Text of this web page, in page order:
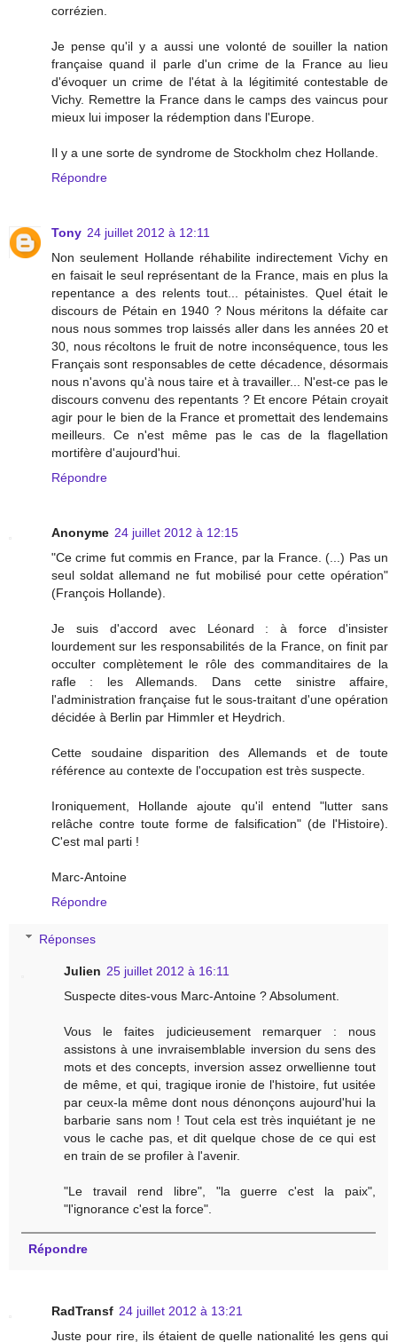
corrézien.
Je pense qu'il y a aussi une volonté de souiller la nation
française quand il parle d'un crime de la France au lieu
d'évoquer un crime de l'état à la légitimité contestable de
Vichy. Remettre la France dans le camps des vaincus pour
mieux lui imposer la rédemption dans l'Europe.
Il y a une sorte de syndrome de Stockholm chez Hollande.
Répondre
Tony 24 juillet 2012 à 12:11
Non seulement Hollande réhabilite indirectement Vichy en
en faisait le seul représentant de la France, mais en plus la
repentance a des relents tout... pétainistes. Quel était le
discours de Pétain en 1940 ? Nous méritons la défaite car
nous nous sommes trop laissés aller dans les années 20 et
30, nous récoltons le fruit de notre inconséquence, tous les
Français sont responsables de cette décadence, désormais
nous n'avons qu'à nous taire et à travailler... N'est-ce pas le
discours convenu des repentants ? Et encore Pétain croyait
agir pour le bien de la France et promettait des lendemains
meilleurs. Ce n'est même pas le cas de la flagellation
mortifère d'aujourd'hui.
Répondre
Anonyme 24 juillet 2012 à 12:15
"Ce crime fut commis en France, par la France. (...) Pas un
seul soldat allemand ne fut mobilisé pour cette opération"
(François Hollande).
Je suis d'accord avec Léonard : à force d'insister
lourdement sur les responsabilités de la France, on finit par
occulter complètement le rôle des commanditaires de la
rafle : les Allemands. Dans cette sinistre affaire,
l'administration française fut le sous-traitant d'une opération
décidée à Berlin par Himmler et Heydrich.
Cette soudaine disparition des Allemands et de toute
référence au contexte de l'occupation est très suspecte.
Ironiquement, Hollande ajoute qu'il entend "lutter sans
relâche contre toute forme de falsification" (de l'Histoire).
C'est mal parti !
Marc-Antoine
Répondre
Réponses
Julien 25 juillet 2012 à 16:11
Suspecte dites-vous Marc-Antoine ? Absolument.
Vous le faites judicieusement remarquer : nous
assistons à une invraisemblable inversion du sens des
mots et des concepts, inversion assez orwellienne tout
de même, et qui, tragique ironie de l'histoire, fut usitée
par ceux-la même dont nous dénonçons aujourd'hui la
barbarie sans nom ! Tout cela est très inquiétant je ne
vous le cache pas, et dit quelque chose de ce qui est
en train de se profiler à l'avenir.
"Le travail rend libre", "la guerre c'est la paix",
"l'ignorance c'est la force".
Répondre
RadTransf 24 juillet 2012 à 13:21
Juste pour rire, ils étaient de quelle nationalité les gens qui